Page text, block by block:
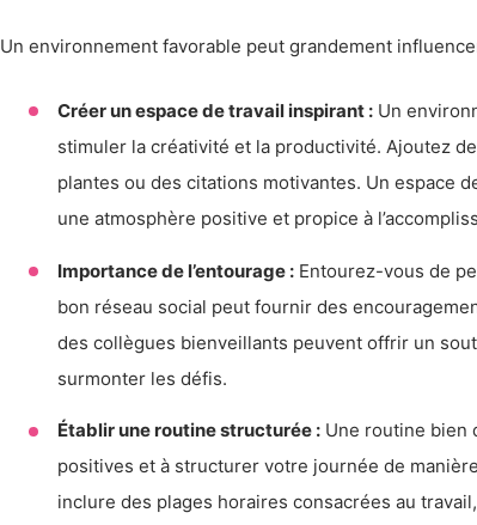
Un environnement favorable peut grandement
Créer un espace de travail inspirant : Un
stimuler la créativité et la productivité. Ajoutez
plantes ou des citations motivantes. Un espace
une atmosphère positive et propice à
Importance de l’entourage : Entourez-vous de
bon réseau social peut fournir des
des collègues bienveillants peuvent offrir un
surmonter les défis.
Établir une routine structurée : Une routine bien
positives et à structurer votre journée de
inclure des plages horaires consacrées au